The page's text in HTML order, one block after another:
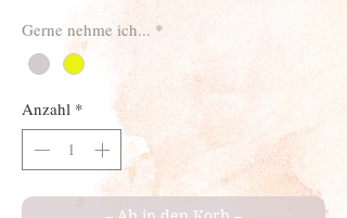
Gerne nehme ich... *
Anzahl *